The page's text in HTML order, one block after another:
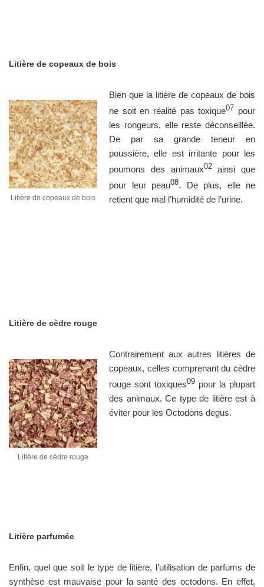
Litière de copeaux de bois
Litière de copeaux de bois
Bien que la litière de copeaux de bois
ne soit en réalité pas toxique07 pour
les rongeurs, elle reste déconseillée.
De par sa grande teneur en
poussière, elle est irritante pour les
poumons des animaux02ainsi que
pour leur peau08. De plus, elle ne
retient que mal l’humidité de l’urine.
Litière de cèdre rouge
Litière de cèdre rouge
Contrairement aux autres litières de
copeaux, celles comprenant du cèdre
rouge sont toxiques09 pour la plupart
des animaux. Ce type de litière est à
éviter pour les Octodons degus.
Litière parfumée
Enfin, quel que soit le type de litière, l’utilisation de parfums de
synthèse est mauvaise pour la santé des octodons. En effet,